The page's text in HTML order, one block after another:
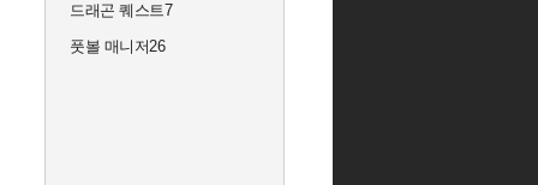
드래곤 퀘스트7
풋볼 매니저26